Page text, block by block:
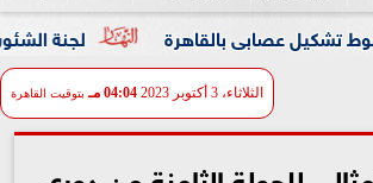
لجنة الشئون العربية بالقاهرة
الثلاثاء، 3 أكتوبر 2023 04:04 مـ بتوقيت القاهرة